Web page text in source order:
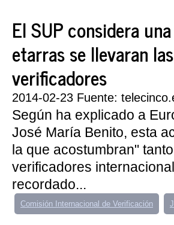
El SUP considera
etarras se llevaran
verificadores
2014-02-23 Fuente:
Según ha explicado a
José María Benito, esta
la que acostumbran"
verificadores
recordado...
Comisión Internacional de Verificación